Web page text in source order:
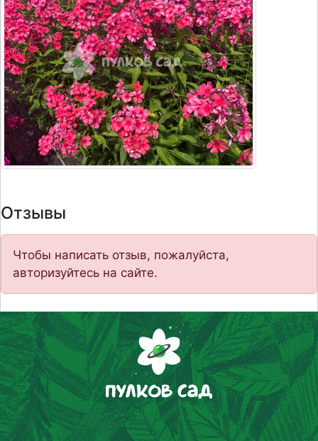
Отзывы
Чтобы написать отзыв, пожалуйста,
авторизуйтесь на сайте.